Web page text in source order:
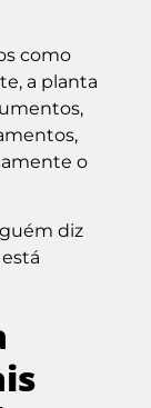
como
a planta
o
diz